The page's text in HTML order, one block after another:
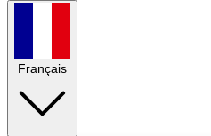
Français